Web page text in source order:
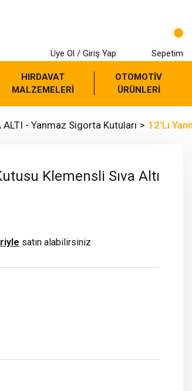
Üye Ol / Giriş Yap Sepetim
HIRDAVAT
MALZEMELERİ
OTOMOTİV
ÜRÜNLERİ
ALTI - Yanmaz Sigorta Kutuları 12'Li
Klemensli Sıva Altı
satın alabilirsiniz